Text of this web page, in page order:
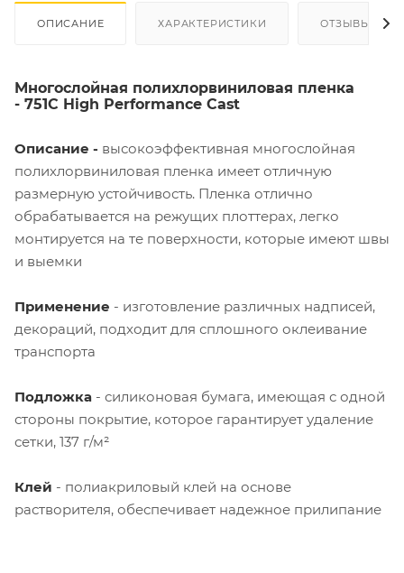
ОПИСАНИЕ ХАРАКТЕРИСТИКИ ОТЗЫВЫ
Многослойная полихлорвиниловая пленка
- 751C High Performance Cast
Описание - высокоэффективная многослойная
полихлорвиниловая пленка имеет отличную
размерную устойчивость. Пленка отлично
обрабатывается на режущих плоттерах, легко
монтируется на те поверхности, которые имеют швы
и выемки
Применение - изготовление различных надписей,
декораций, подходит для сплошного оклеивание
транспорта
Подложка - силиконовая бумага, имеющая с одной
стороны покрытие, которое гарантирует удаление
сетки, 137 г/м²
Клей - полиакриловый клей на основе
растворителя, обеспечивает надежное прилипание